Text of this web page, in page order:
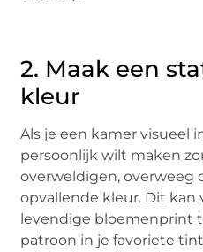
2. Maak een
kleur
Als je een kamer visueel
persoonlijk wilt maken
overweldigen, overweeg
opvallende kleur. Dit kan
levendige bloemenprint
patroon in je favoriete